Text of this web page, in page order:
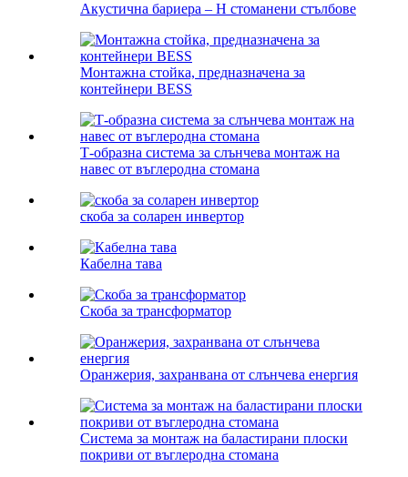
Акустична бариера – H стоманени стълбове
Монтажна стойка, предназначена за
контейнери BESS
Т-образна система за слънчева монтаж на
навес от въглеродна стомана
скоба за соларен инвертор
Кабелна тава
Скоба за трансформатор
Оранжерия, захранвана от слънчева енергия
Система за монтаж на баластирани плоски
покриви от въглеродна стомана